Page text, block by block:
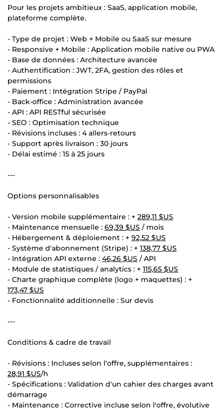
Pour les projets ambitieux : SaaS, application mobile,
plateforme complète.
- Type de projet : Web + Mobile ou SaaS sur mesure
- Responsive + Mobile : Application mobile native ou PWA
- Base de données : Architecture avancée
- Authentification : JWT, 2FA, gestion des rôles et
permissions
- Paiement : Intégration Stripe / PayPal
- Back-office : Administration avancée
- API : API RESTful sécurisée
- SEO : Optimisation technique
- Révisions incluses : 4 allers-retours
- Support après livraison : 30 jours
- Délai estimé : 15 à 25 jours
---
Options personnalisables
- Version mobile supplémentaire : + 289,11 $US
- Maintenance mensuelle : 69,39 $US / mois
- Hébergement & déploiement : + 92,52 $US
- Système d'abonnement (Stripe) : + 138,77 $US
- Intégration API externe : 46,26 $US / API
- Module de statistiques / analytics : + 115,65 $US
- Charte graphique complète (logo + maquettes) : +
173,47 $US
- Fonctionnalité additionnelle : Sur devis
---
Conditions & cadre de travail
- Révisions : Incluses selon l'offre, supplémentaires :
28,91 $US/h
- Spécifications : Validation d'un cahier des charges avant
démarrage
- Maintenance : Corrective incluse selon l'offre, évolutive